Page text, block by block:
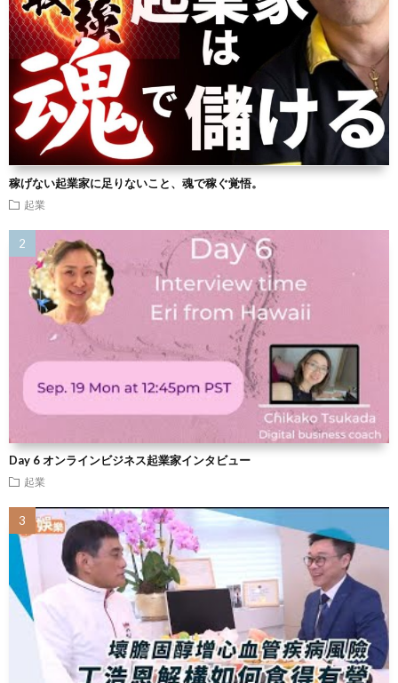
稼げない起業家に足りないこと、魂で稼ぐ覚悟。
起業
Day 6 オンラインビジネス起業家インタビュー
起業